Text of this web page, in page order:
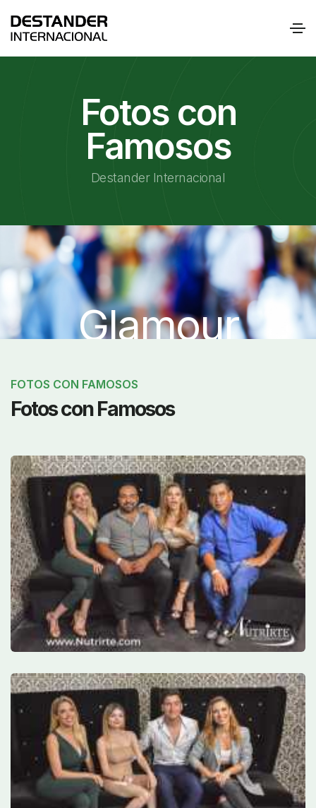
Fotos con
Famosos
Destander Internacional
Glamour
FOTOS CON FAMOSOS
Fotos con Famosos